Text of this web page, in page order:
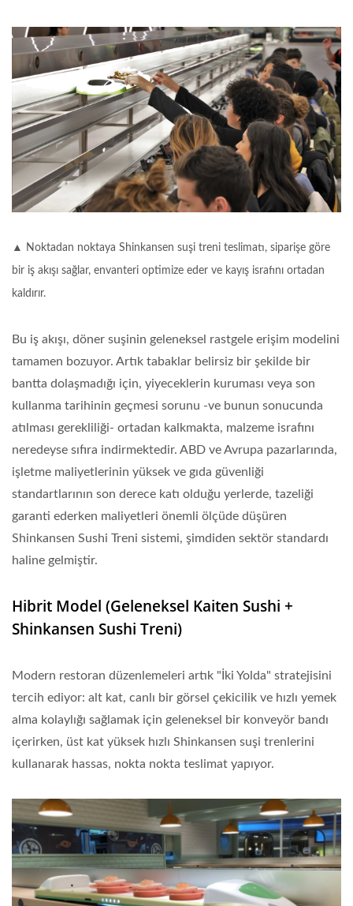
▲ Noktadan noktaya Shinkansen suşi treni teslimatı, siparişe göre
bir iş akışı sağlar, envanteri optimize eder ve kayış israfını ortadan
kaldırır.
Bu iş akışı, döner suşinin geleneksel rastgele erişim modelini
tamamen bozuyor. Artık tabaklar belirsiz bir şekilde bir
bantta dolaşmadığı için, yiyeceklerin kuruması veya son
kullanma tarihinin geçmesi sorunu -ve bunun sonucunda
atılması gerekliliği- ortadan kalkmakta, malzeme israfını
neredeyse sıfıra indirmektedir. ABD ve Avrupa pazarlarında,
işletme maliyetlerinin yüksek ve gıda güvenliği
standartlarının son derece katı olduğu yerlerde, tazeliği
garanti ederken maliyetleri önemli ölçüde düşüren
Shinkansen Sushi Treni sistemi, şimdiden sektör standardı
haline gelmiştir.
Hibrit Model (Geleneksel Kaiten Sushi +
Shinkansen Sushi Treni)
Modern restoran düzenlemeleri artık "İki Yolda" stratejisini
tercih ediyor: alt kat, canlı bir görsel çekicilik ve hızlı yemek
alma kolaylığı sağlamak için geleneksel bir konveyör bandı
içerirken, üst kat yüksek hızlı Shinkansen suşi trenlerini
kullanarak hassas, nokta nokta teslimat yapıyor.